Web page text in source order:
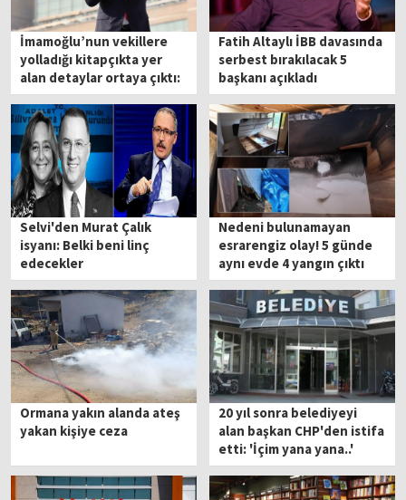
İmamoğlu’nun vekillere
yolladığı kitapçıkta yer
alan detaylar ortaya çıktı:
İBB soruşturması şifreleri
Fatih Altaylı İBB davasında
serbest bırakılacak 5
başkanı açıkladı
Selvi'den Murat Çalık
isyanı: Belki beni linç
edecekler
Nedeni bulunamayan
esrarengiz olay! 5 günde
aynı evde 4 yangın çıktı
Ormana yakın alanda ateş
yakan kişiye ceza
20 yıl sonra belediyeyi
alan başkan CHP'den istifa
etti: 'İçim yana yana..'